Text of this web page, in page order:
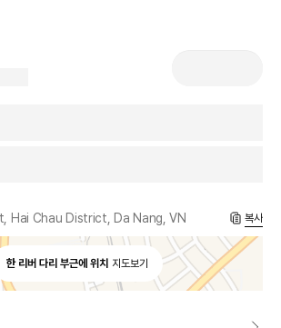
Hai Chau District, Da Nang, VN 복사
한 리버 다리 부근에 위치 지도보기